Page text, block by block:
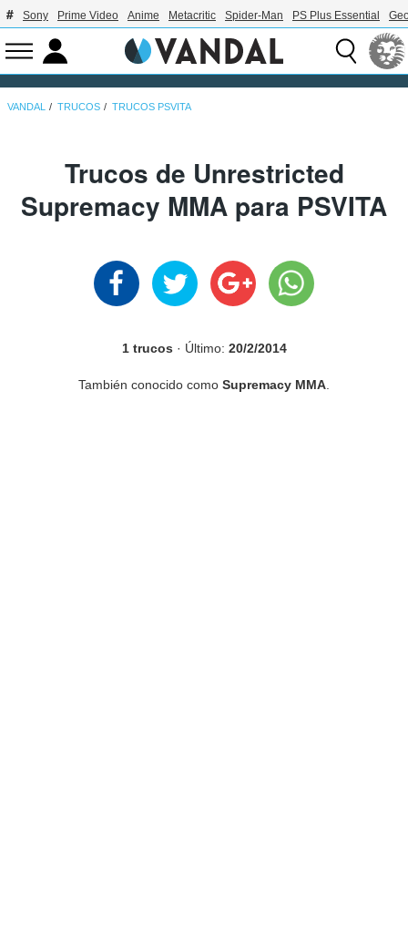
Sony Prime Video Anime Metacritic Spider-Man PS Plus Essential
VANDAL TRUCOS TRUCOS PSVITA
Trucos de Unrestricted
Supremacy MMA para PSVITA
1 trucos · Último: 20/2/2014
También conocido como Supremacy MMA